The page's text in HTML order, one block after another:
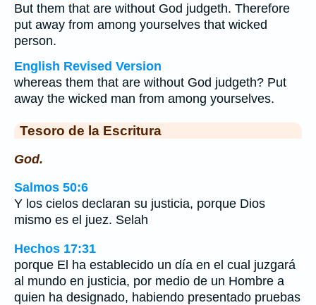
But them that are without God judgeth. Therefore
put away from among yourselves that wicked
person.
English Revised Version
whereas them that are without God judgeth? Put
away the wicked man from among yourselves.
Tesoro de la Escritura
God.
Salmos 50:6
Y los cielos declaran su justicia, porque Dios
mismo es el juez. Selah
Hechos 17:31
porque El ha establecido un día en el cual juzgará
al mundo en justicia, por medio de un Hombre a
quien ha designado, habiendo presentado pruebas